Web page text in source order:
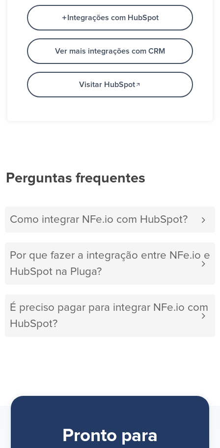
Integrações com HubSpot
Ver mais integrações com CRM
Visitar HubSpot
Perguntas frequentes
Como integrar NFe.io com HubSpot?
Por que fazer a integração entre NFe.io e
HubSpot na Pluga?
É preciso pagar para integrar NFe.io com
HubSpot?
Pronto para